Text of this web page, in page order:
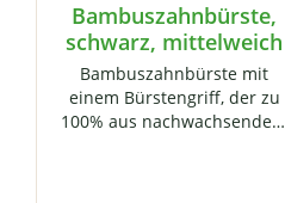
Bambuszahnbürste,
schwarz, mittelweich
Bambuszahnbürste mit
einem Bürstengriff, der zu
100% aus nachwachsendem